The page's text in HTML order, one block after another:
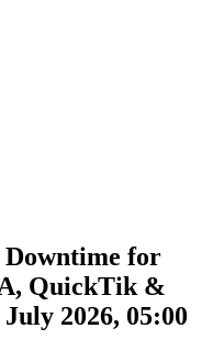
Downtime for
QuickTik &
2026, 05:00